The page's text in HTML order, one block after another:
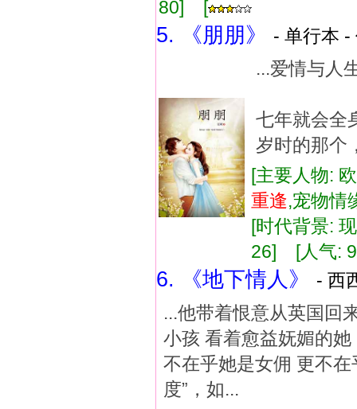
80] [
5. 《朋朋》
- 单行本
...爱情与
七年就会全
岁时的那个
[主要人物:
重逢,宠物
[时代背景:
26] [人气:
6. 《地下情人》
- 西
...他带着恨意从英国回
小孩 看着愈益妩媚的
不在乎她是女佣 更不
度”，如...